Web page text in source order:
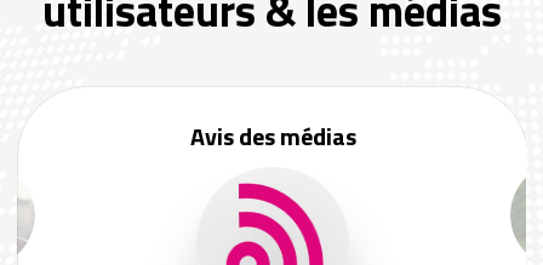
Avis des médias